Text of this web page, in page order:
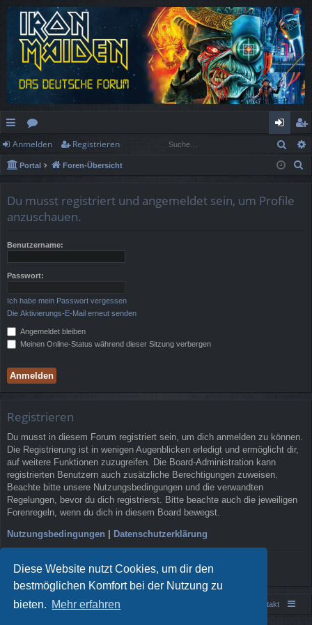
Diese Website nutzt Cookies, um dir den
bestmöglichen Komfort bei der Nutzung zu
bieten. Mehr erfahren
ch
ne
ug
f
or
en
n
m
eg
ist
Anmelden Registrieren
Portal Foren-Übersicht
Du musst registriert und angemeldet sein, um Profile
anzuschauen.
Benutzername:
Passwort:
Ich habe mein Passwort vergessen
Die Aktivierungs-E-Mail erneut senden
Angemeldet bleiben
Meinen Online-Status während dieser Sitzung verbergen
Registrieren
Du musst in diesem Forum registriert sein, um dich anmelden zu können.
Die Registrierung ist in wenigen Augenblicken erledigt und ermöglicht dir,
auf weitere Funktionen zuzugreifen. Die Board-Administration kann
registrierten Benutzern auch zusätzliche Berechtigungen zuweisen.
Beachte bitte unsere Nutzungsbedingungen und die verwandten
Regelungen, bevor du dich registrierst. Bitte beachte auch die jeweiligen
Forenregeln, wenn du dich in diesem Board bewegst.
Nutzungsbedingungen | Datenschutzerklärung
Registrieren
Portal Foren-Übersicht Kontakt